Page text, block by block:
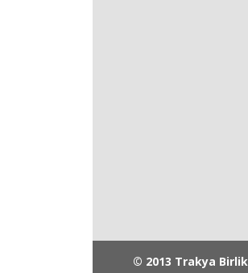
© 2013 Trakya